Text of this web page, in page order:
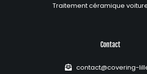
Traitement céramique
Contact
contact@covering-